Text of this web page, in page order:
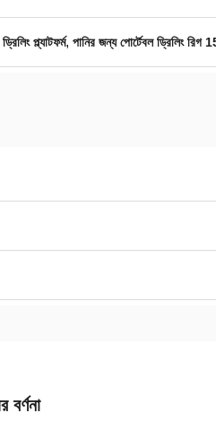
প্ল্যাটফর্ম, পানির জন্য পোর্টেবল ড্রিলিং রিগ
বর্ণনা